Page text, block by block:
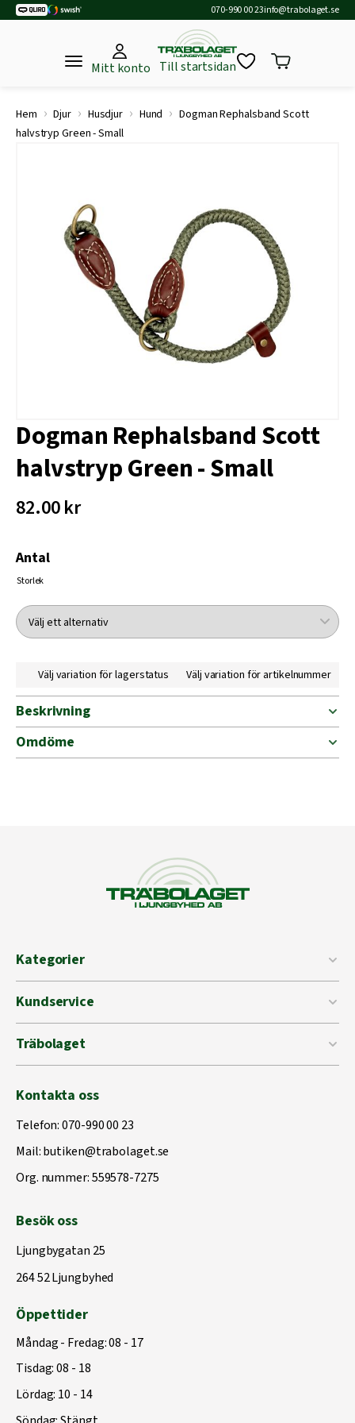
070-990 00 23info@trabolaget.se
Mitt konto Till startsidan
Hem › Djur › Husdjur › Hund › Dogman Rephalsband Scott
halvstryp Green - Small
Dogman Rephalsband Scott
halvstryp Green - Small
82.00 kr
Antal
Storlek
Välj variation för lagerstatus Välj variation för artikelnummer
Beskrivning
Omdöme
Kategorier
Kundservice
Träbolaget
Kontakta oss
Telefon:070-990 00 23
Mail:butiken@trabolaget.se
Org. nummer: 559578-7275
Besök oss
Ljungbygatan 25
264 52 Ljungbyhed
Öppettider
Måndag - Fredag: 08 - 17
Tisdag: 08 - 18
Lördag: 10 - 14